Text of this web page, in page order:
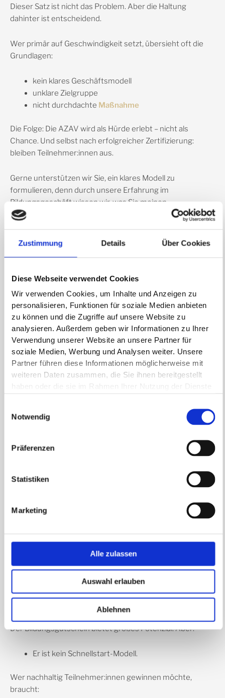
Zustimmung Details Über Cookies
Diese Webseite verwendet Cookies
Wir verwenden Cookies, um Inhalte und Anzeigen zu
personalisieren, Funktionen für soziale Medien anbieten
zu können und die Zugriffe auf unsere Website zu
analysieren. Außerdem geben wir Informationen zu Ihrer
Verwendung unserer Website an unsere Partner für
soziale Medien, Werbung und Analysen weiter. Unsere
Partner führen diese Informationen möglicherweise mit
weiteren Daten zusammen, die Sie ihnen bereitgestellt
haben oder die sie im Rahmen Ihrer Nutzung der Dienste
Notwendig
Präferenzen
Statistiken
Marketing
Alle zulassen
Auswahl erlauben
Ablehnen
Dieser Satz ist nicht das Problem. Aber die Haltung
dahinter ist entscheidend.
Wer primär auf Geschwindigkeit setzt, übersieht oft die
Grundlagen:
kein klares Geschäftsmodell
unklare Zielgruppe
nicht durchdachte Maßnahme
Die Folge: Die AZAV wird als Hürde erlebt – nicht als
Chance. Und selbst nach erfolgreicher Zertifizierung:
bleiben Teilnehmer:innen aus.
Gerne unterstützen wir Sie, ein klares Modell zu
formulieren, denn durch unsere Erfahrung im
Bildungsgeschäft wissen wir, was Sie meinen.
Strategie statt Abkürzung
nicht:
Sondern:
„Wie baue ich ein tragfähiges
Weiterbildungsangebot auf?“
Die Zertifizierung ist dann: ein logischer Schritt –
nicht das Ziel
Aus unserer Erfahrung zeigt sich: Ein funktionierendes
Sondern durch:
nachvollziehbare Prozesse
Deshalb beginnen wir nicht mit Dokumenten. Sondern mit
Ist Ihr Vorhaben tragfähig?
Sind die Voraussetzungen für die Zertifizierung
erfüllt? Und wenn nicht, was fehlt?
Fazit
Der Bildungsgutschein bietet großes Potenzial. Aber:
Er ist kein Schnellstart-Modell.
Wer nachhaltig Teilnehmer:innen gewinnen möchte,
braucht: